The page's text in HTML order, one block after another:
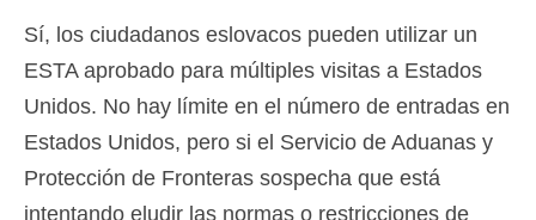
Sí, los ciudadanos eslovacos pueden utilizar un
ESTA aprobado para múltiples visitas a Estados
Unidos. No hay límite en el número de entradas en
Estados Unidos, pero si el Servicio de Aduanas y
Protección de Fronteras sospecha que está
intentando eludir las normas o restricciones de